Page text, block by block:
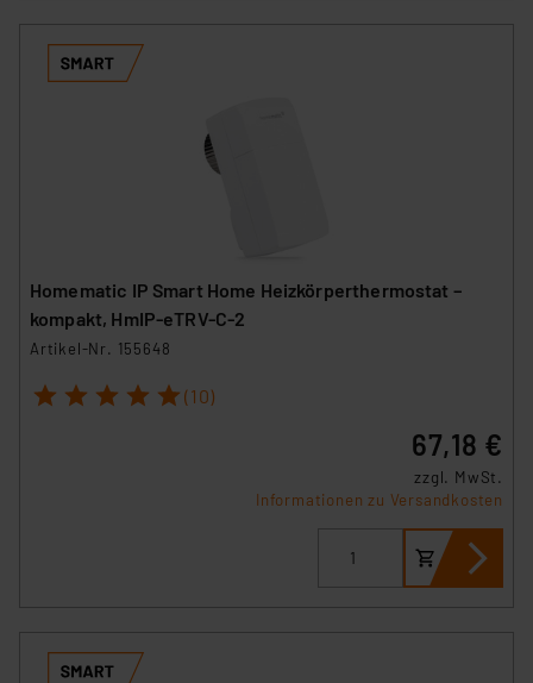
Homematic IP Smart Home Heizkörperthermostat –
kompakt, HmIP-eTRV-C-2
Artikel-Nr. 155648
1 2 3 4 5 (10)
67,18 €
zzgl. MwSt.
Informationen zu Versandkosten